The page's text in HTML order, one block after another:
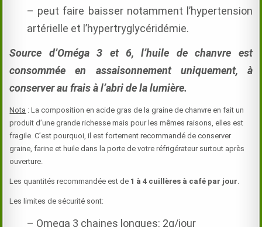
– peut faire baisser notamment l’hypertension
artérielle et l’hypertryglycéridémie.
Source d’Oméga 3 et 6, l’huile de chanvre est
consommée en assaisonnement uniquement, à
conserver au frais à l’abri de la lumière.
Nota : La composition en acide gras de la graine de chanvre en fait un
produit d’une grande richesse mais pour les mêmes raisons, elles est
fragile. C’est pourquoi, il est fortement recommandé de conserver
graine, farine et huile dans la porte de votre réfrigérateur surtout après
ouverture.
Les quantités recommandée est de 1 à 4 cuillères à café par jour
Les limites de sécurité sont:
– Omega 3 chaines longues: 2g/jour